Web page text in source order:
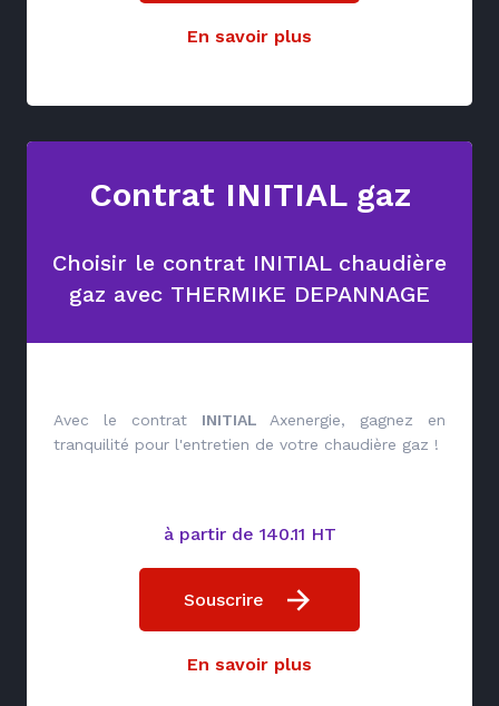
En savoir plus
Contrat INITIAL gaz
Choisir le contrat INITIAL chaudière
gaz avec THERMIKE DEPANNAGE
Avec le contrat INITIAL Axenergie, gagnez en
tranquilité pour l'entretien de votre chaudière gaz !
à partir de 140.11 HT
Souscrire
En savoir plus